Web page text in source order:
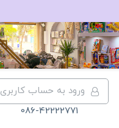
ورود به حساب کاربری
086-42222771